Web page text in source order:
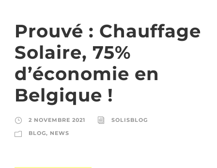
Prouvé : Chauffage
Solaire, 75%
d’économie en
Belgique !
2 NOVEMBRE 2021
SOLISBLOG
BLOG, NEWS